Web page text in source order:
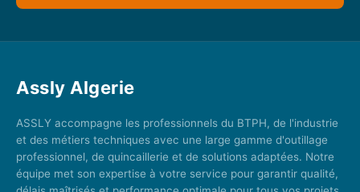
Assly Algerie
ASSLY accompagne les professionnels du BTPH, de l'industrie
et des métiers techniques avec une large gamme d'outillage
professionnel, de quincaillerie et de solutions adaptées. Notre
équipe met son expertise à votre service pour garantir qualité,